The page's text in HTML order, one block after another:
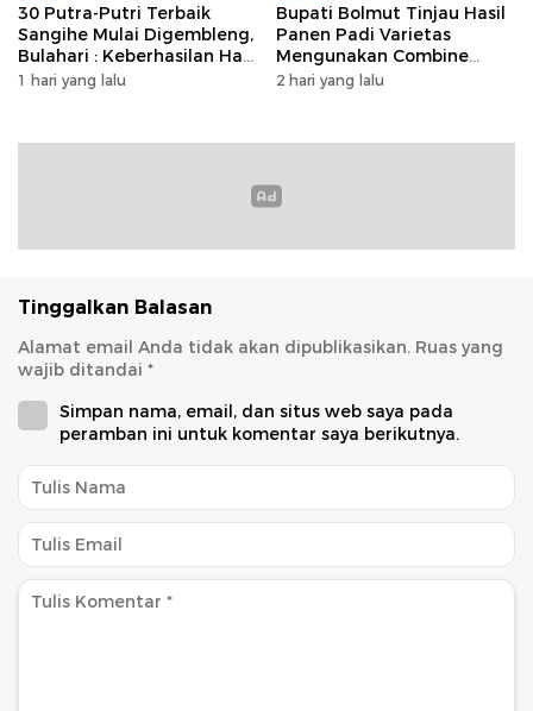
30 Putra-Putri Terbaik
Sangihe Mulai Digembleng,
Bulahari : Keberhasilan Hari
Ini Bukan Garis Akhir Tapi
1 hari yang lalu
Bupati Bolmut Tinjau Hasil
Panen Padi Varietas
Mengunakan Combine
Harvester
2 hari yang lalu
Tinggalkan Balasan
Alamat email Anda tidak akan dipublikasikan. Ruas yang
wajib ditandai *
Simpan nama, email, dan situs web saya pada
peramban ini untuk komentar saya berikutnya.